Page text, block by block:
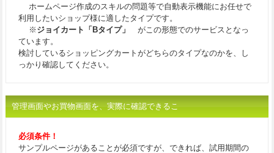
ホームページ作成のスキルの問題等で自動表示機能にお任せで
利用したいショップ様に適したタイプです。
※ ジョイカート「Bタイプ」
がこの形態でのサービスとなっ
ています。
検討しているショッピングカートがどちらのタイプなのかを、し
っかり確認してください。
管理画面やお買物画面を、実際に確認できるこ
必須条件！
サンプルページがあることが必須ですが、できれば、試用期間の